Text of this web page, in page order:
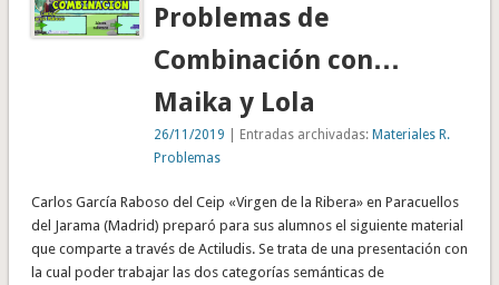
Problemas de
Combinación con…
Maika y Lola
26/11/2019 | Entradas archivadas:Materiales R.
Problemas
Carlos García Raboso del Ceip «Virgen de la Ribera» en Paracuellos
del Jarama (Madrid) preparó para sus alumnos el siguiente material
que comparte a través de Actiludis. Se trata de una presentación con
la cual poder trabajar las dos categorías semánticas de